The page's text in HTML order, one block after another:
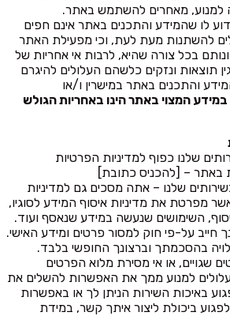
למנוע, מאחרים להשתמש באתר.
לו שהמידע והתכנים באתר אינם חפים
להשתנות מעת לעת, וכי מפעילת האתר
בכל צורה שהיא, לרבות אי אחריות של
תוצאות ונזקים כלשהם העלולים להיגרם
והתכנים באתר במישרין ו/או
המצוי באתר הינו באחריות הגולש
שלנו כפוף למדיניות הפרטיות
באתר – [להכניס כתובת]
שלנו – אתה מסכים גם למדיניות
מפרטת את מדיניות איסוף המידע לסוגיו,
השימושים שנעשה במידע שנאסף ועוד.
חייב על-פי חוק למסור פרטים ומידע האישי.
בהסכמתך וברצונך החופשי בלבד.
שגויים, או אי מסירת מלוא הפרטים
למנוע ממך את האפשרות להשלים את
באיכות השירות הניתן לך או באפשרות
לפגוע ביכולת ליצור איתך קשר, במידת